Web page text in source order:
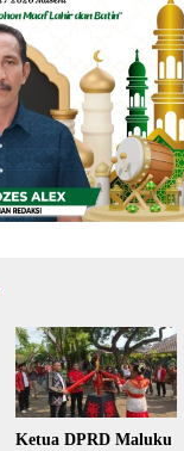
Ketua DPRD Maluku